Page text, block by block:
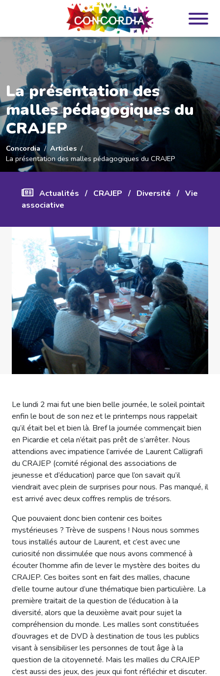
La présentation des
malles pédagogiques du
CRAJEP
Concordia
Articles
La présentation des malles pédagogiques du CRAJEP
Actualités / CRAJEP / Diversité / Vie
associative
Le lundi 2 mai fut une bien belle journée, le soleil pointait
enfin le bout de son nez et le printemps nous rappelait
qu’il était bel et bien là. Bref la journée commençait bien
en Picardie et cela n’était pas prêt de s’arrêter. Nous
attendions avec impatience l’arrivée de Laurent Calligrafi
du CRAJEP (comité régional des associations de
jeunesse et d’éducation) parce que l’on savait qu’il
viendrait avec plein de surprises pour nous. Pas manqué, il
est arrivé avec deux coffres remplis de trésors.
Que pouvaient donc bien contenir ces boites
mystérieuses ? Trève de suspens ! Nous nous sommes
tous installés autour de Laurent, et c’est avec une
curiosité non dissimulée que nous avons commencé à
écouter l’homme afin de lever le mystère des boites du
CRAJEP. Ces boites sont en fait des malles, chacune
d’elle tourne autour d’une thématique bien particulière. La
première traitait de la question de l’éducation à la
diversité, alors que la deuxième avait pour sujet la
compréhension du monde. Les malles sont constituées
d’ouvrages et de DVD à destination de tous les publics
visant à sensibiliser les personnes de tout âge à la
question de la citoyenneté. Mais les malles du CRAJEP
c’est aussi des jeux, des jeux qui font réfléchir et discuter.
Panneau de gestion des cookies